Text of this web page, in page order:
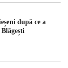
după ce a